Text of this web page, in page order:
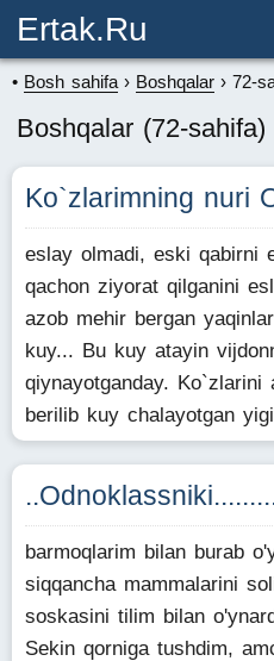
Ertak.ru
Bosh sahifa Boshqalar 72-
Boshqalar (72-sahifa)
Ko`zlarimning nuri
eslay olmadi, eski qabirni
qachon ziyorat qilganini
azob mehir bergan
kuy... Bu kuy atayin
qiynayotganday.
berilib kuy chalayotgan
barmoqlarim bilan burab
siqqancha mammalarini
soskasini tilim bilan
Sekin qorniga tushdim,